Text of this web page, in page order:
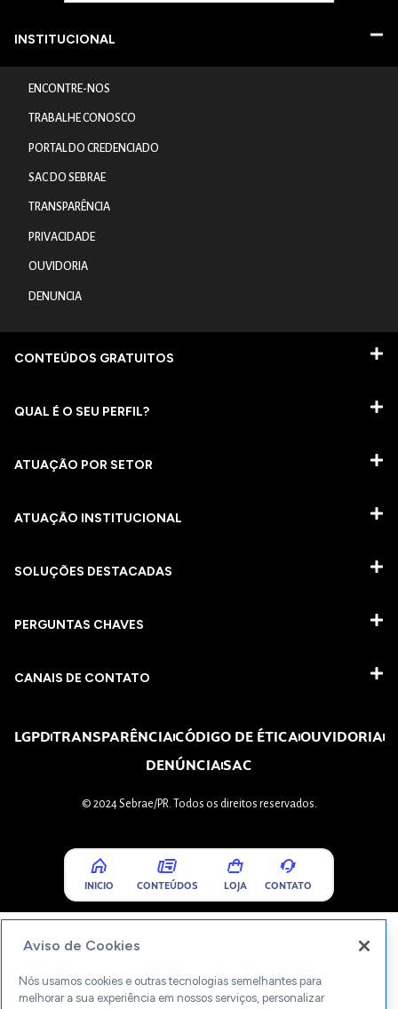
INSTITUCIONAL
ENCONTRE-NOS
TRABALHE CONOSCO
PORTAL DO CREDENCIADO
SAC DO SEBRAE
TRANSPARÊNCIA
PRIVACIDADE
OUVIDORIA
DENUNCIA
CONTEÚDOS GRATUITOS
QUAL É O SEU PERFIL?
ATUAÇÃO POR SETOR
ATUAÇÃO INSTITUCIONAL
SOLUÇÕES DESTACADAS
PERGUNTAS CHAVES​
CANAIS DE CONTATO
LGPDTRANSPARÊNCIACÓDIGO DE ÉTICAOUVIDORIA
DENÚNCIASAC
© 2024 Sebrae/PR. Todos os direitos reservados.
INICIO CONTEÚDOS LOJA CONTATO
Aviso de Cookies
Nós usamos cookies e outras tecnologias semelhantes para
melhorar a sua experiência em nossos serviços, personalizar